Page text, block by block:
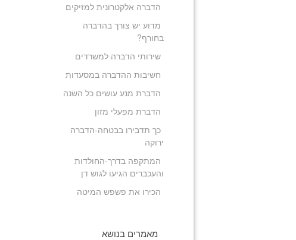
הדברה אלקטרונית למזיקים
מדוע יש צורך בהדברה
בחורף?
שירותי הדברה למשרדים
חשיבות ההדברה במסעדות
הדברת מנע עושים כל השנה
הדברת מפעלי מזון
כך תדבירו בבטחה-הדברה
ירוקה
המתקפה בדרך-החולדות
והעכברים הגיעו לגוש דן
הכירו את פשפש המיטה
מאמרים בנושא